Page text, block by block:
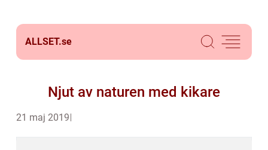
ALLSET.se
Njut av naturen med kikare
21 maj 2019